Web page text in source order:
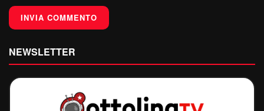
NEWSLETTER